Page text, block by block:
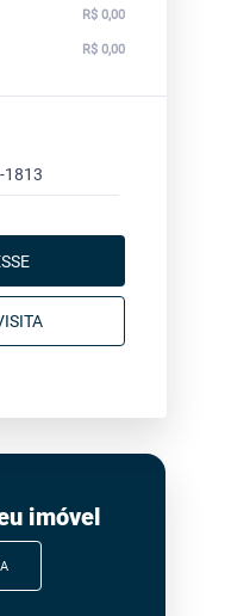
R$ 0,00
R$ 0,00
1813
imóvel